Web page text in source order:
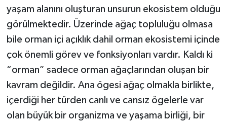
yaşam alanını oluşturan unsurun ekosistem olduğu
görülmektedir. Üzerinde ağaç topluluğu olmasa
bile orman içi açıklık dahil orman ekosistemi içinde
çok önemli görev ve fonksiyonları vardır. Kaldı ki
“orman” sadece orman ağaçlarından oluşan bir
kavram değildir. Ana ögesi ağaç olmakla birlikte,
içerdiği her türden canlı ve cansız ögelerle var
olan büyük bir organizma ve yaşama birliği, bir